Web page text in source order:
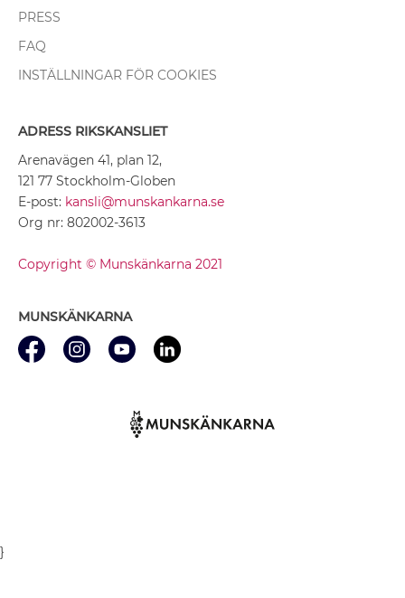
PRESS
FAQ
INSTÄLLNINGAR FÖR COOKIES
ADRESS RIKSKANSLIET
Arenavägen 41, plan 12,
121 77 Stockholm-Globen
E-post: kansli@munskankarna.se
Org nr: 802002-3613
Copyright © Munskänkarna 2021
MUNSKÄNKARNA
}